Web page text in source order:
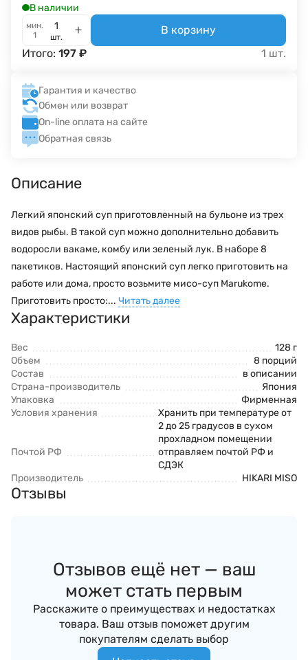
В наличии
мин.
1
шт.
В корзину
Итого: 197 ₽ 1 шт.
Гарантия и качество
Обмен или возврат
On-line оплата на сайте
Обратная связь
Описание
Легкий японский суп приготовленный на бульоне из трех
видов рыбы. В такой суп можно дополнительно добавить
водоросли вакаме, комбу или зеленый лук. В наборе 8
пакетиков. Настоящий японский суп легко приготовить на
работе или дома, просто возьмите мисо-суп Marukome.
Приготовить просто:... Читать далее
Характеристики
Вес
128 г
Объем
8 порций
Состав
в описании
Страна-производитель
Япония
Упаковка
Фирменная
Условия хранения
Хранить при температуре от
2 до 25 градусов в сухом
прохладном помещении
Почтой РФ
отправляем почтой РФ и
СДЭК
Производитель
HIKARI MISO
Отзывы
Отзывов ещё нет — ваш
может стать первым
Расскажите о преимуществах и недостатках
товара. Ваш отзыв поможет другим
покупателям сделать выбор